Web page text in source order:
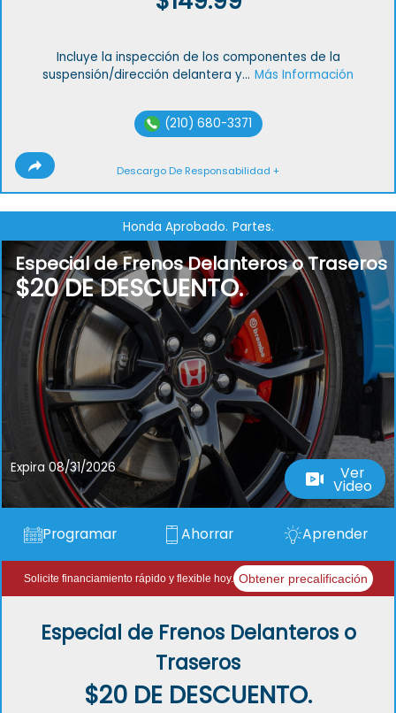
Incluye la inspección de los componentes de la
suspensión/dirección delantera y... Más Información
(210) 680-3371
Descargo De Responsabilidad +
Honda Aprobado. Partes.
Especial de Frenos Delanteros o Traseros
$20 DE DESCUENTO.
Expira 08/31/2026 Ver
Video
Programar Ahorrar Aprender
Solicite financiamiento rápido y flexible hoy. Obtener precalificación
Especial de Frenos Delanteros o
Traseros
$20 DE DESCUENTO.